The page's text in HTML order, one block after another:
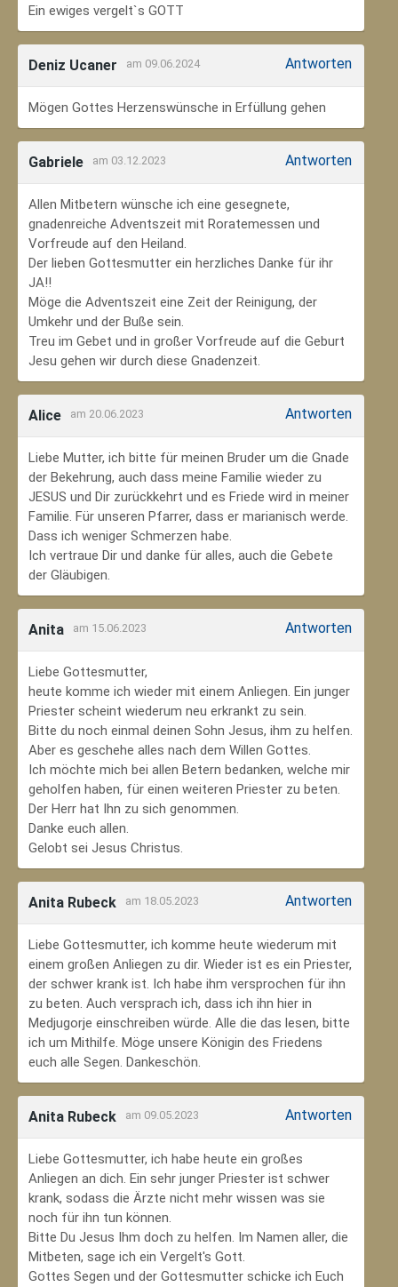
Ein ewiges vergelt`s GOTT
Deniz Ucaner am 09.06.2024 Antworten
Mögen Gottes Herzenswünsche in Erfüllung gehen
Gabriele am 03.12.2023 Antworten
Allen Mitbetern wünsche ich eine gesegnete,
gnadenreiche Adventszeit mit Roratemessen und
Vorfreude auf den Heiland.
Der lieben Gottesmutter ein herzliches Danke für ihr
JA!!
Möge die Adventszeit eine Zeit der Reinigung, der
Umkehr und der Buße sein.
Treu im Gebet und in großer Vorfreude auf die Geburt
Jesu gehen wir durch diese Gnadenzeit.
Alice am 20.06.2023 Antworten
Liebe Mutter, ich bitte für meinen Bruder um die Gnade
der Bekehrung, auch dass meine Familie wieder zu
JESUS und Dir zurückkehrt und es Friede wird in meiner
Familie. Für unseren Pfarrer, dass er marianisch werde.
Dass ich weniger Schmerzen habe.
Ich vertraue Dir und danke für alles, auch die Gebete
der Gläubigen.
Anita am 15.06.2023 Antworten
Liebe Gottesmutter,
heute komme ich wieder mit einem Anliegen. Ein junger
Priester scheint wiederum neu erkrankt zu sein.
Bitte du noch einmal deinen Sohn Jesus, ihm zu helfen.
Aber es geschehe alles nach dem Willen Gottes.
Ich möchte mich bei allen Betern bedanken, welche mir
geholfen haben, für einen weiteren Priester zu beten.
Der Herr hat Ihn zu sich genommen.
Danke euch allen.
Gelobt sei Jesus Christus.
Anita Rubeck am 18.05.2023 Antworten
Liebe Gottesmutter, ich komme heute wiederum mit
einem großen Anliegen zu dir. Wieder ist es ein Priester,
der schwer krank ist. Ich habe ihm versprochen für ihn
zu beten. Auch versprach ich, dass ich ihn hier in
Medjugorje einschreiben würde. Alle die das lesen, bitte
ich um Mithilfe. Möge unsere Königin des Friedens
euch alle Segen. Dankeschön.
Anita Rubeck am 09.05.2023 Antworten
Liebe Gottesmutter, ich habe heute ein großes
Anliegen an dich. Ein sehr junger Priester ist schwer
krank, sodass die Ärzte nicht mehr wissen was sie
noch für ihn tun können.
Bitte Du Jesus Ihm doch zu helfen. Im Namen aller, die
Mitbeten, sage ich ein Vergelt's Gott.
Gottes Segen und der Gottesmutter schicke ich Euch